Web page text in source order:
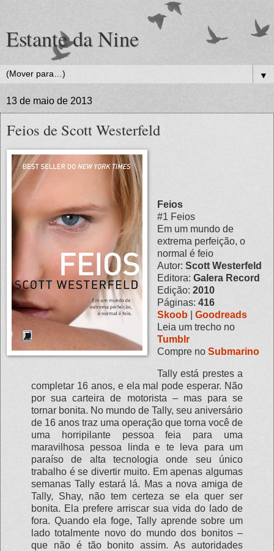
Estante da Nine
▼
13 de maio de 2013
Feios de Scott Westerfeld
Feios
#1 Feios
Em um mundo de
extrema perfeição, o
normal é feio
Autor: Scott Westerfeld
Editora: Galera Record
Edição: 2010
Páginas: 416
Skoob
Goodreads
Leia um trecho no
Tumblr
Compre no Submarino
Tally está prestes a
completar 16 anos, e ela mal pode esperar. Não
por sua carteira de motorista – mas para se
tornar bonita. No mundo de Tally, seu aniversário
de 16 anos traz uma operação que torna você de
uma horripilante pessoa feia para uma
maravilhosa pessoa linda e te leva para um
paraíso de alta tecnologia onde seu único
trabalho é se divertir muito. Em apenas algumas
semanas Tally estará lá. Mas a nova amiga de
Tally, Shay, não tem certeza se ela quer ser
bonita. Ela prefere arriscar sua vida do lado de
fora. Quando ela foge, Tally aprende sobre um
lado totalmente novo do mundo dos bonitos –
que não é tão bonito assim. As autoridades